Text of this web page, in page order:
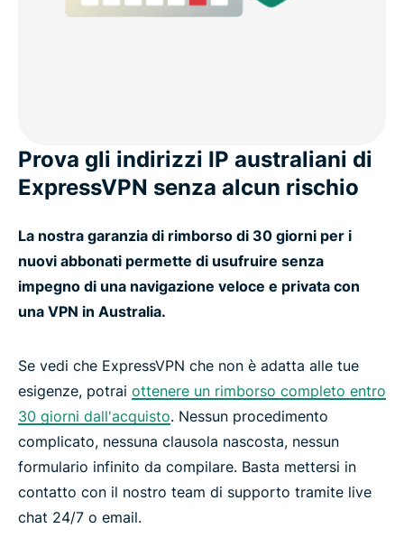
Prova gli indirizzi IP australiani di
ExpressVPN senza alcun rischio
La nostra garanzia di rimborso di 30 giorni per i
nuovi abbonati permette di usufruire senza
impegno di una navigazione veloce e privata con
una VPN in Australia.
Se vedi che ExpressVPN che non è adatta alle tue
esigenze, potrai ottenere un rimborso completo entro
30 giorni dall'acquisto. Nessun procedimento
complicato, nessuna clausola nascosta, nessun
formulario infinito da compilare. Basta mettersi in
contatto con il nostro team di supporto tramite live
chat 24/7 o email.